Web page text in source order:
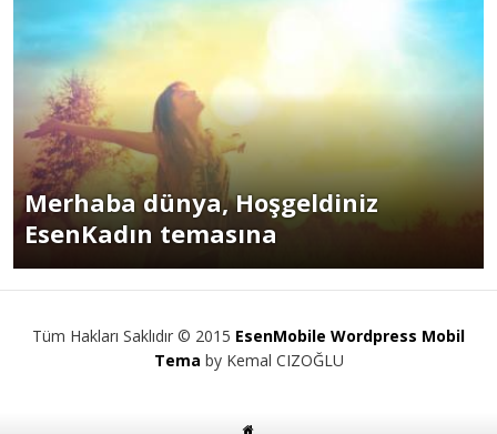
Merhaba dünya, Hoşgeldiniz
EsenKadın temasına
Tüm Hakları Saklıdır © 2015 EsenMobile Wordpress Mobil
Tema by Kemal CIZOĞLU